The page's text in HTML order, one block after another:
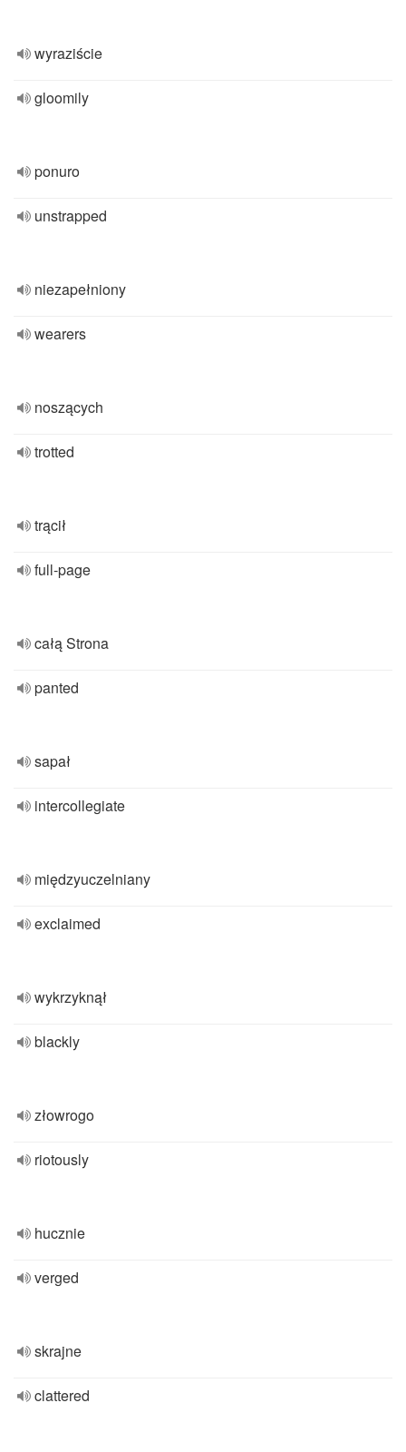
wyraziście
gloomily
ponuro
unstrapped
niezapełniony
wearers
noszących
trotted
trącił
full-page
całą Strona
panted
sapał
intercollegiate
międzyuczelniany
exclaimed
wykrzyknął
blackly
złowrogo
riotously
hucznie
verged
skrajne
clattered